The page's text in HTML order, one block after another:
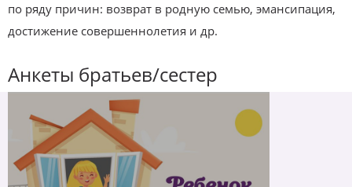
по ряду причин: возврат в родную семью, эмансипация,
достижение совершеннолетия и др.
Анкеты братьев/сестер